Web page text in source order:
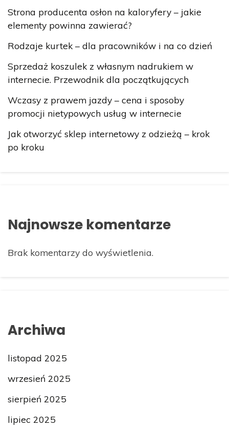
Strona producenta osłon na kaloryfery – jakie
elementy powinna zawierać?
Rodzaje kurtek – dla pracowników i na co dzień
Sprzedaż koszulek z własnym nadrukiem w
internecie. Przewodnik dla początkujących
Wczasy z prawem jazdy – cena i sposoby
promocji nietypowych usług w internecie
Jak otworzyć sklep internetowy z odzieżą – krok
po kroku
Najnowsze komentarze
Brak komentarzy do wyświetlenia.
Archiwa
listopad 2025
wrzesień 2025
sierpień 2025
lipiec 2025